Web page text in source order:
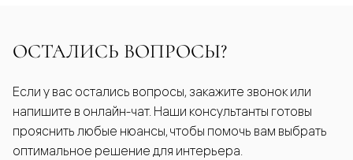
ОСТАЛИСЬ ВОПРОСЫ?
Если у вас остались вопросы, закажите звонок или
напишите в онлайн-чат. Наши консультанты готовы
прояснить любые нюансы, чтобы помочь вам выбрать
оптимальное решение для интерьера.